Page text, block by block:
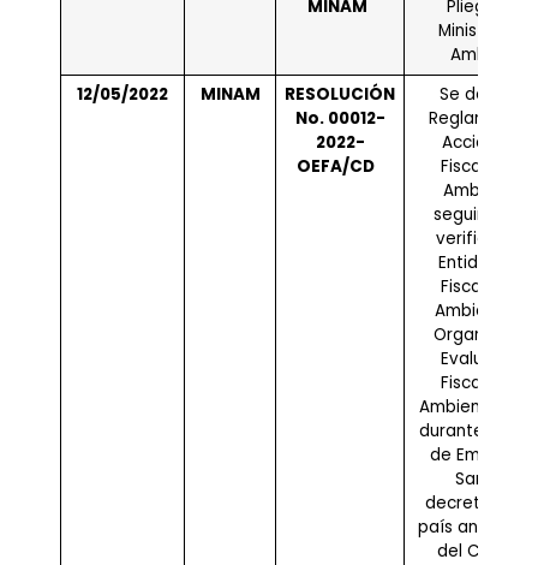
MINAM
Pliego 005:
Ministerio
Ambiente.
12/05/2022
MINAM
RESOLUCIÓN
No. 00012-
2022-
OEFA/CD
Se derogó
Reglamento
Acciones
Ambiental
seguimiento
verificación
Entidades
Ambiental
Organismo
Evaluación
Ambiental –
durante el
de
Sanitaria
decretado
país ante el
del COVID-